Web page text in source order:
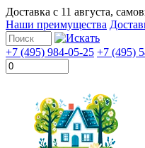
Доставка с 11 августа,
Наши преимущества
+7 (495) 984-05-25 +7 (495)